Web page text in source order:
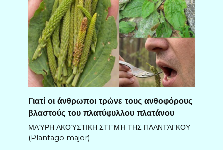
Γιατί οι άνθρωποι τρώνε τους ανθοφόρους
βλαστούς του πλατύφυλλου πλατάνου
ΜΑΎΡΗ ΑΚΟΎΣΤΙΚΗ ΣΤΙΓΜΉ ΤΗΣ ΠΛΑΝΤΆΓΚΟΥ
(Plantago major)